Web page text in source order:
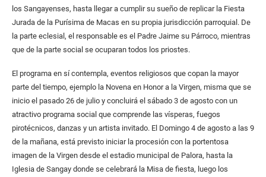
los Sangayenses, hasta llegar a cumplir su sueño de replicar la Fiesta
Jurada de la Purísima de Macas en su propia jurisdicción parroquial. De
la parte eclesial, el responsable es el Padre Jaime su Párroco, mientras
que de la parte social se ocuparan todos los priostes.
El programa en sí contempla, eventos religiosos que copan la mayor
parte del tiempo, ejemplo la Novena en Honor a la Virgen, misma que se
inicio el pasado 26 de julio y concluirá el sábado 3 de agosto con un
atractivo programa social que comprende las vísperas, fuegos
pirotécnicos, danzas y un artista invitado. El Domingo 4 de agosto a las 9
de la mañana, está previsto iniciar la procesión con la portentosa
imagen de la Virgen desde el estadio municipal de Palora, hasta la
Iglesia de Sangay donde se celebrará la Misa de fiesta, luego los